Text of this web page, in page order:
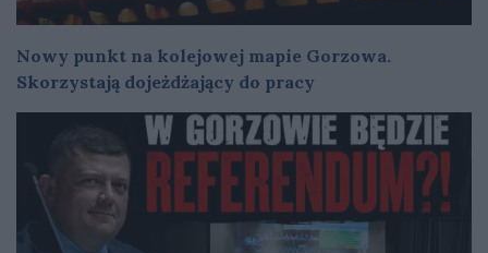
Nowy punkt na kolejowej mapie Gorzowa.
Skorzystają dojeżdżający do pracy